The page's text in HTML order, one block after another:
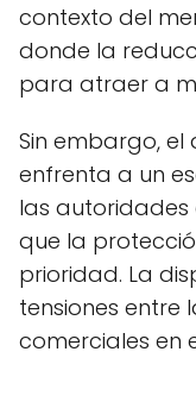
contexto del
donde la
para atraer a
Sin embargo, el
enfrenta a un
las autoridades
que la
prioridad. La
tensiones entre
comerciales en